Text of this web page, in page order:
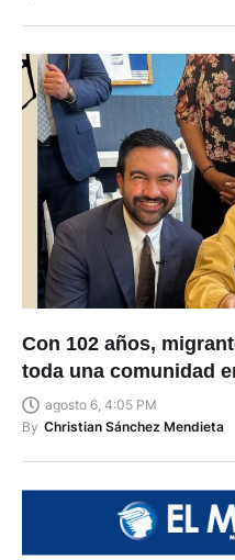
Con 102 años,
toda una comunidad
agosto 6, 4:05 PM
By Christian Sánchez Mendieta